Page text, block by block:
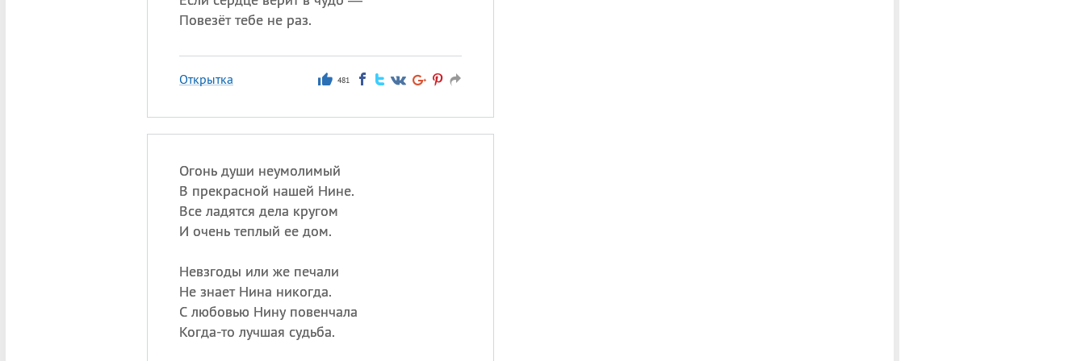
Повезёт тебе не раз.
Открытка 481
Огонь души неумолимый
В прекрасной нашей Нине.
Все ладятся дела кругом
И очень теплый ее дом.
Невзгоды или же печали
Не знает Нина никогда.
С любовью Нину повенчала
Когда-то лучшая судьба.